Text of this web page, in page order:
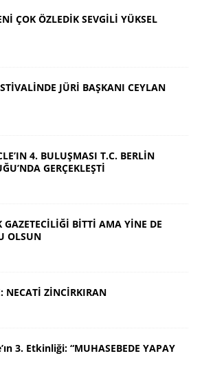
ÇOK ÖZLEDİK SEVGİLİ YÜKSEL
JÜRİ BAŞKANI CEYLAN
4. BULUŞMASI T.C. BERLİN
GERÇEKLEŞTİ
GAZETECİLİĞİ BİTTİ AMA YİNE DE
OLSUN
NECATİ ZİNCİRKIRAN
3. Etkinliği: “MUHASEBEDE YAPAY